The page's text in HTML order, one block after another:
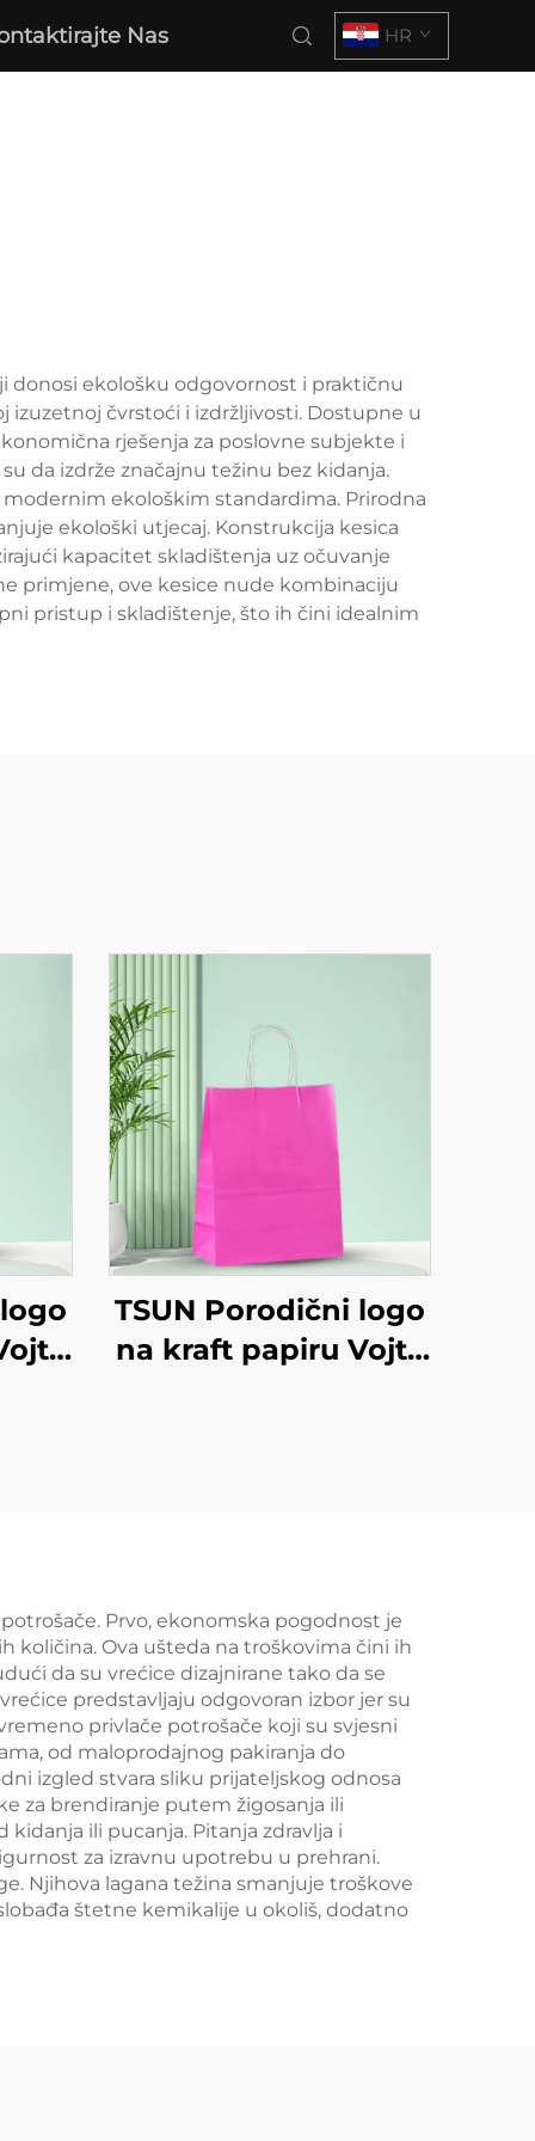
Nas HR
donosi ekološku odgovornost i praktičnu
izuzetnoj čvrstoći i izdržljivosti. Dostupne u
rješenja za poslovne subjekte i
da izdrže značajnu težinu bez kidanja.
modernim ekološkim standardima. Prirodna
ekološki utjecaj. Konstrukcija kesica
kapacitet skladištenja uz očuvanje
primjene, ove kesice nude kombinaciju
pristup i skladištenje, što ih čini idealnim
TSUN Porodični logo
na kraft papiru Vojta
Prvo, ekonomska pogodnost je
količina. Ova ušteda na troškovima čini ih
da su vrećice dizajnirane tako da se
predstavljaju odgovoran izbor jer su
privlače potrošače koji su svjesni
od maloprodajnog pakiranja do
izgled stvara sliku prijateljskog odnosa
za brendiranje putem žigosanja ili
ili pucanja. Pitanja zdravlja i
za izravnu upotrebu u prehrani.
Njihova lagana težina smanjuje troškove
štetne kemikalije u okoliš, dodatno